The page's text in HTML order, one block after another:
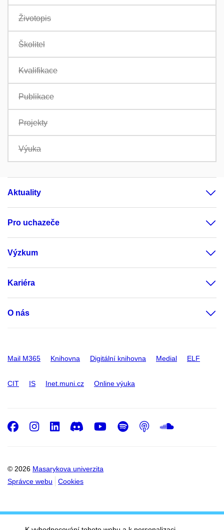
Životopis
Školitel
Kvalifikace
Publikace
Projekty
Výuka
Aktuality
Pro uchazeče
Výzkum
Kariéra
O nás
Mail M365 Knihovna Digitální knihovna Medial ELF
CIT IS Inet.muni.cz Online výuka
© 2026 Masarykova univerzita
Správce webu
Cookies
Facebook
Instagram
LinkedIn
DiscordYoutube
Spotify
Podcast